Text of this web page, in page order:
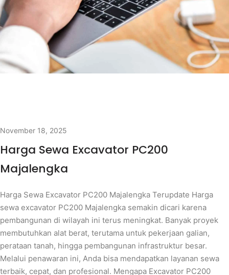
November 18, 2025
Harga Sewa Excavator PC200
Majalengka
Harga Sewa Excavator PC200 Majalengka Terupdate Harga
sewa excavator PC200 Majalengka semakin dicari karena
pembangunan di wilayah ini terus meningkat. Banyak proyek
membutuhkan alat berat, terutama untuk pekerjaan galian,
perataan tanah, hingga pembangunan infrastruktur besar.
Melalui penawaran ini, Anda bisa mendapatkan layanan sewa
terbaik, cepat, dan profesional. Mengapa Excavator PC200